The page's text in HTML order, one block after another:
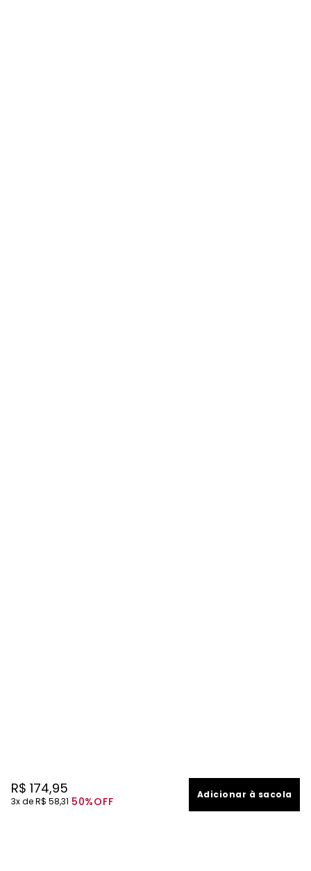
R$ 174,95
3 R$ 58,31 50%OFF
Adicionar à sacola